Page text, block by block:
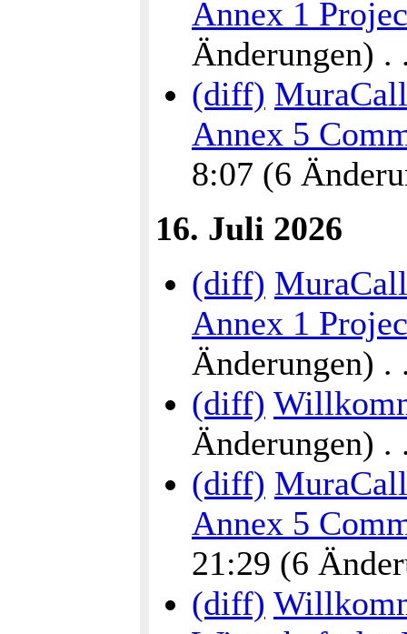
Annex 1
Änderungen)
(diff)
Annex 5
8:07 (6
16. Juli 2026
(diff)
Annex 1
Änderungen)
(diff)
Änderungen)
(diff)
Annex 5
21:29 (6
(diff)